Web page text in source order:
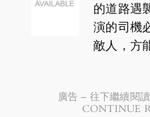
的道路遇
演的司機
敵人，方
廣告 – 往下繼續閱
CONTINUE